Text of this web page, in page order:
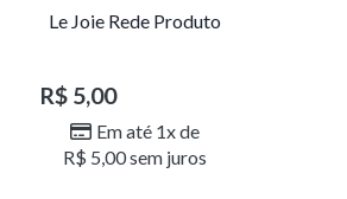
Le Joie Rede Produto
R$ 5,00
Em até 1x de
R$ 5,00sem juros